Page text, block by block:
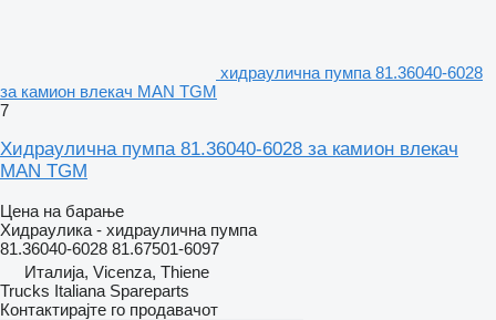
хидраулична пумпа 81.36040-6028
за камион влекач MAN TGM
7
Хидраулична пумпа 81.36040-6028 за камион влекач
MAN TGM
Цена на барање
Хидраулика - хидраулична пумпа
81.36040-6028 81.67501-6097
Италија, Vicenza, Thiene
Trucks Italiana Spareparts
Контактирајте го продавачот